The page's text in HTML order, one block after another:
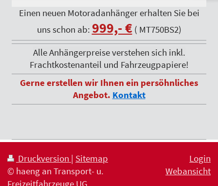
Einen neuen Motoradanhänger erhalten Sie bei
uns schon ab: 999,- €( MT750BS2)
Alle Anhängerpreise verstehen sich inkl.
Frachtkostenanteil und Fahrzeugpapiere!
Gerne erstellen wir Ihnen ein persöhnliches
Angebot. Kontakt
Druckversion | Sitemap
© haeng an Transport- u.
Freizeitfahrzeuge UG
Login
Webansicht